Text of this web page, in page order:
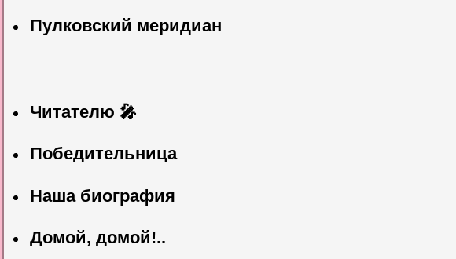
Пулковский меридиан
Читателю 🎤
Победительница
Наша биография
Домой, домой!..